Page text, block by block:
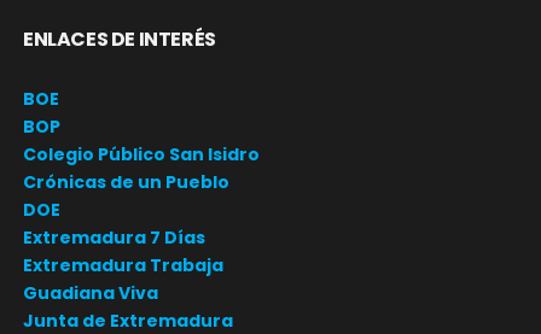
ENLACES DE INTERÉS
BOE
BOP
Colegio Público San Isidro
Crónicas de un Pueblo
DOE
Extremadura 7 Días
Extremadura Trabaja
Guadiana Viva
Junta de Extremadura